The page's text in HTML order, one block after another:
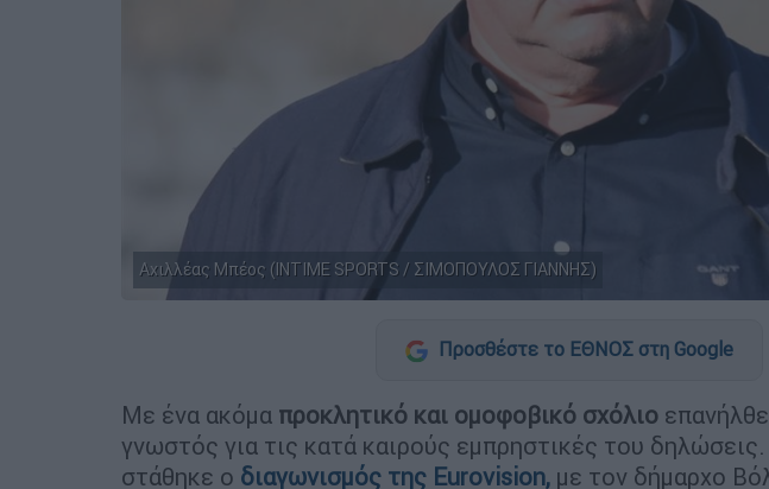
Αχιλλέας Μπέος (INTIME SPORTS / ΣΙΜΟΠΟΥΛΟΣ ΓΙΑΝΝΗΣ)
Προσθέστε το ΕΘΝΟΣ στη Google
Με ένα ακόμα προκλητικό και ομοφοβικό σχόλιο
γνωστός για τις κατά καιρούς εμπρηστικές του
στάθηκε ο διαγωνισμός της Eurovision, με τον δήμαρχο